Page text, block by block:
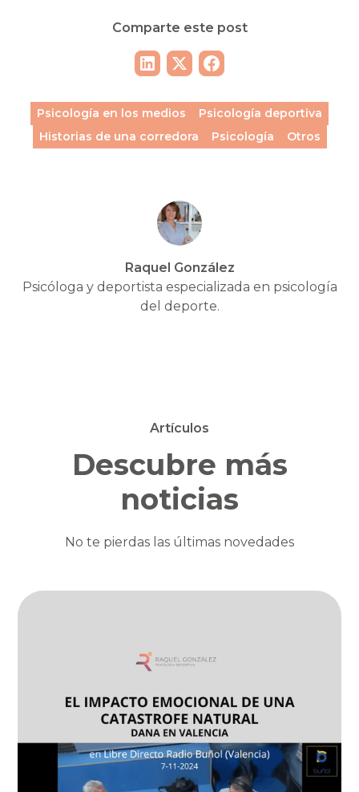
Comparte este post
Psicología en los medios
Psicología deportiva
Historias de una corredora
Psicología Otros
Raquel González
Psicóloga y deportista especializada en psicología
del deporte.
Artículos
Descubre más
noticias
No te pierdas las últimas novedades